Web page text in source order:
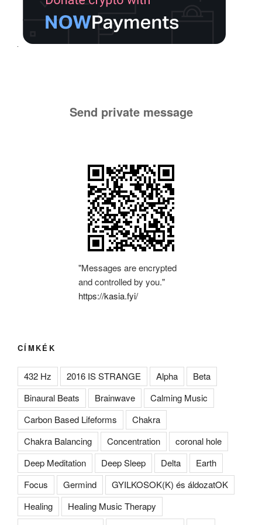
Send private message
"Messages are encrypted
and controlled by you."
https://kasia.fyi/
CÍMKÉK
432 Hz 2016 IS STRANGE Alpha
Beta
Binaural Beats
Brainwave
Calming Music
Carbon Based Lifeforms
Chakra
Chakra Balancing
Concentration
coronal hole
Deep Meditation
Deep Sleep Delta
Earth
Focus
Germind
GYILKOSOK(K) és áldozatOK
Healing
Healing Music Therapy